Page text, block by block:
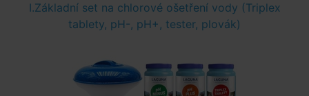
I.Základní set na chlorové ošetření vody (Triplex
tablety, pH-, pH+, tester, plovák)